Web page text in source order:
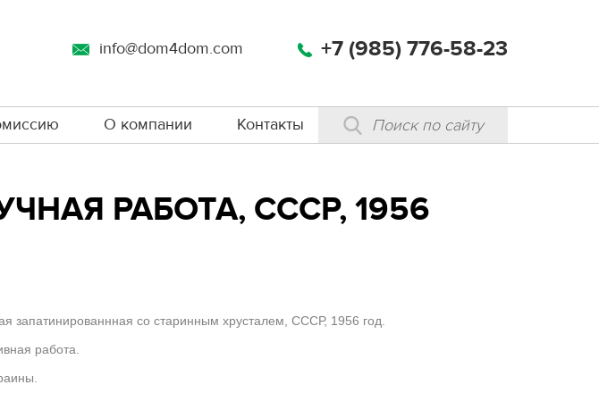
info@dom4dom.com +7 (985) 776-58-23
О компании Контакты
РАБОТА, СССР, 1956
запатинированнная со старинным хрусталем, СССР, 1956 год.
работа.